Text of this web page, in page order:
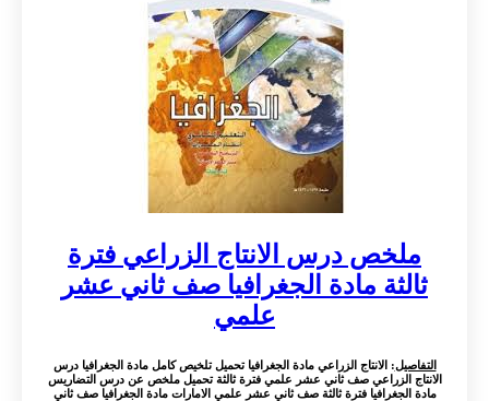
ملخص درس الانتاج الزراعي فترة
ثالثة مادة الجغرافيا صف ثاني عشر
علمي
التفاصيل: الانتاج الزراعي مادة الجغرافيا تحميل تلخيص كامل مادة الجغرافيا درس
الانتاج الزراعي صف ثاني عشر علمي فترة ثالثة تحميل ملخص عن درس التضاريس
مادة الجغرافيا فترة ثالثة صف ثاني عشر علمي الامارات مادة الجغرافيا صف ثاني